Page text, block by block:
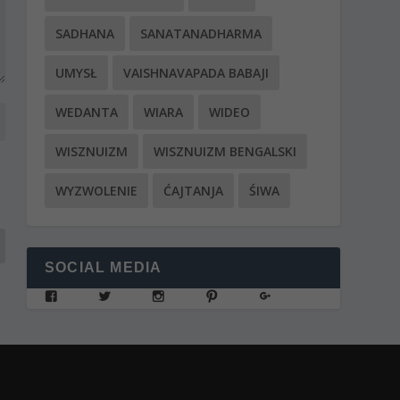
SADHANA SANATANADHARMA
UMYSŁ VAISHNAVAPADA BABAJI
WEDANTA WIARA WIDEO
WISZNUIZM WISZNUIZM BENGALSKI
WYZWOLENIE ĆAJTANJA ŚIWA
SOCIAL MEDIA